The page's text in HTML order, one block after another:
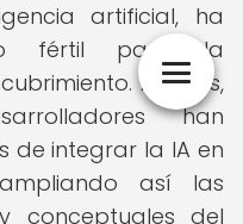
artificial, ha
fértil para la
Artistas,
han
de integrar la IA en
así las
conceptuales del